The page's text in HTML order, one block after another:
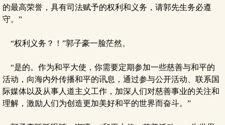
的最高荣誉，具有司法赋予的权利和义务，请郭先生务必遵
守。”
“权利义务？！”郭子豪一脸茫然。
“是的。作为和平大使，你需要定期参加一些慈善与和平的
活动，向海内外传播和平的讯息，通过参与公开活动、联系国
际媒体以及从事人道主义工作，加深人们对慈善事业的关注和
理解，激励人们为创造更加美好和平的世界而奋斗。”